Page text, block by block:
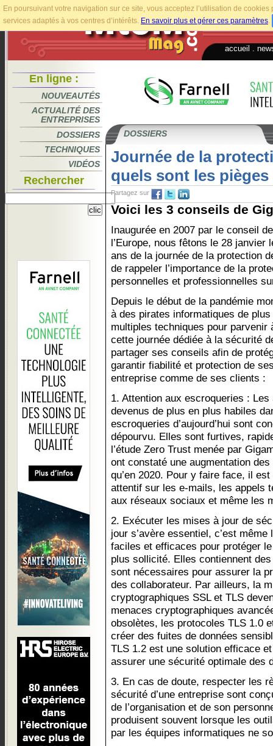
En poursuivant votre navigation sur ce site, vous acceptez l’utilisation de
services adaptés à vos centres d’intérêts. En savoir plus et gérer ces paramètres.
accueil
En ligne :
NOUVEAUTÉS
ACTUALITÉ DES
ENTREPRISES
DOSSIERS
TECHNIQUES
VIDÉOS
Rechercher
DOSSIERS
Journée de la
quels sont les pièges
Partagez sur
Voici les 3 conseils de
Inaugurée en 2007 par le conseil de
l’Europe, nous fêtons le 28 janvier
ans de la journée de la protection
de rappeler l’importance de la
personnelles et professionnelles
Depuis le début de la pandémie
à des pirates informatiques de
multiples techniques pour parvenir
cette journée dédiée à la sécurité
partager ses conseils afin de
garantir fiabilité et protection de
entreprise comme de ses clients :
1. Attention aux escroqueries :
devenus de plus en plus habiles
escroqueries d’aujourd’hui sont
dépourvu. Elles sont furtives,
l’étude Zero Trust menée par
ont constaté une augmentation
qu’en 2020. Pour y faire face, il
attentif sur les e-mails, les appels
aux réseaux sociaux et même les
2. Exécuter les mises à jour de
jour s’avère essentiel, c’est
faciles et efficaces pour protéger
plus sollicité. Elles contiennent
sont nécessaires pour assurer la
des collaborateur. Par ailleurs, la
cryptographiques SSL et TLS
menaces cryptographiques
obsolètes, les protocoles TLS 1.0
créer des fuites de données
TLS 1.2 est une solution efficace
assurer une sécurité optimale des
3. En cas de doute, respecter les
sécurité d’une entreprise sont
de l’organisation et de son
produisent souvent lorsque les
par les équipes informatiques ne